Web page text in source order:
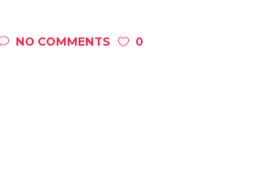
NO COMMENTS 0